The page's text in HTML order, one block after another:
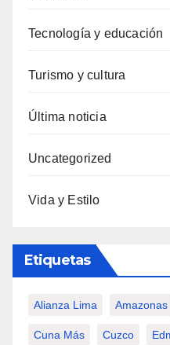
Tecnología y educación
Turismo y cultura
Última noticia
Uncategorized
Vida y Estilo
Etiquetas
Alianza Lima Amazonas
Cuna Más Cuzco